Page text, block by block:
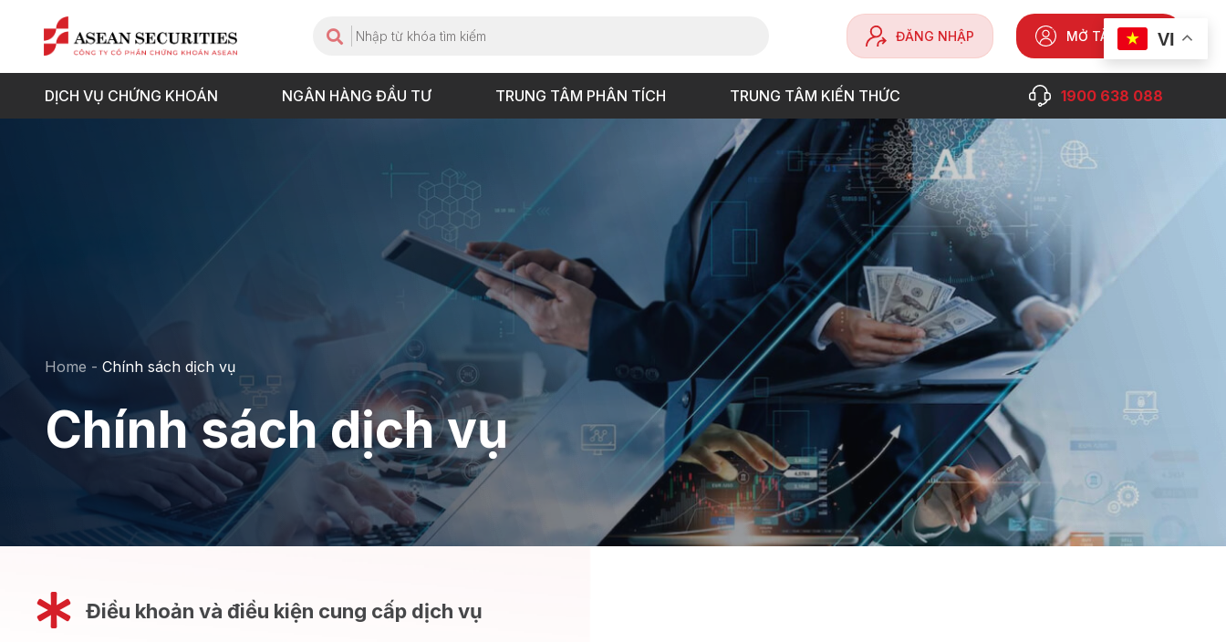
ĐĂNG NHẬP MỞ TÀI KHOẢN
DỊCH VỤ CHỨNG KHOÁN NGÂN HÀNG ĐẦU TƯ TRUNG TÂM PHÂN TÍCH TRUNG TÂM KIẾN THỨC 1900 638 088
Home - Chính sách dịch vụ
Chính sách dịch vụ
Điều khoản và điều kiện cung cấp dịch vụ
VI